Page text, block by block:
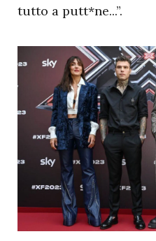
tutto a putt*ne...”.